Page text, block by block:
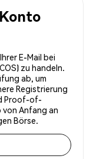
E-Mail bei
zu handeln.
ab, um
Registrierung
Proof-of-
Anfang an
Börse.